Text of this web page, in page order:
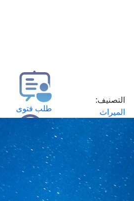
التصنيف:
الميراث
طلب فتوى
استعلام عن فتوى
حجز موعد